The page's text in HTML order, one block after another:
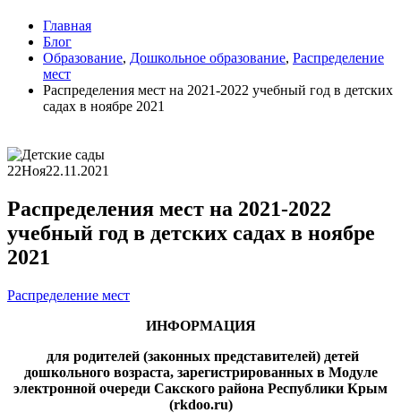
Главная
Блог
Образование, Дошкольное образование, Распределение
мест
Распределения мест на 2021-2022 учебный год в детских
садах в ноябре 2021
22Ноя22.11.2021
Распределения мест на 2021-2022
учебный год в детских садах в ноябре
2021
Распределение мест
ИНФОРМАЦИЯ
для родителей (законных представителей) детей
дошкольного возраста, зарегистрированных в Модуле
электронной очереди Сакского района Республики Крым
(rkdoo.ru)